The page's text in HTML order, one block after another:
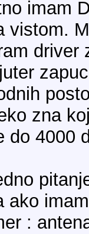
imam
vistom.
driver
zna
do 4000
ako
: